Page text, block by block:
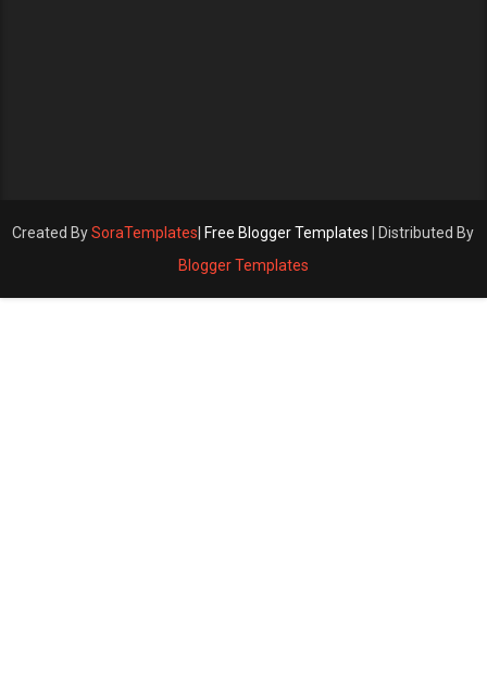
Created BySoraTemplates Free Blogger Templates | Distributed By
Blogger Templates